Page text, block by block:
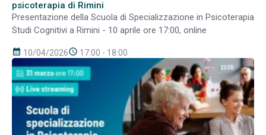
psicoterapia di Rimini
Presentazione della Scuola di Specializzazione in Psicoterapia
Studi Cognitivi a Rimini - 10 aprile ore 17:00, online
calendar_month 10/04/2026schedule 17:00 - 18:00